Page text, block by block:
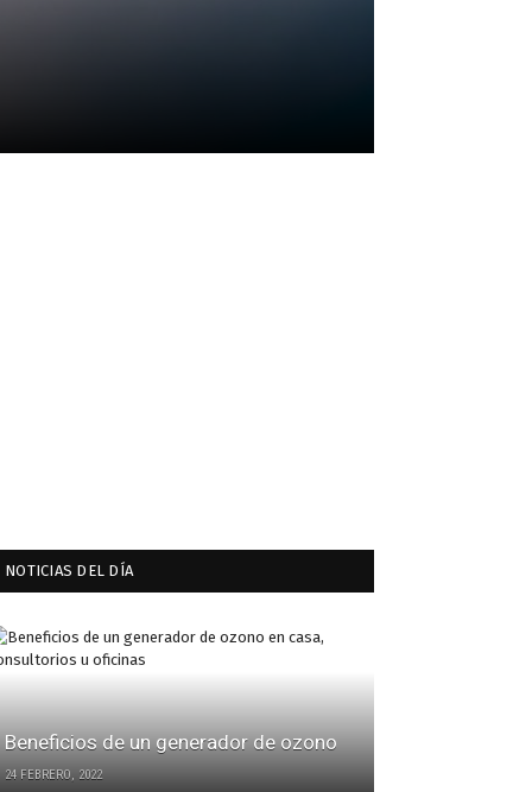
NOTICIAS DEL DÍA
Beneficios de un generador de ozono
24 FEBRERO, 2022